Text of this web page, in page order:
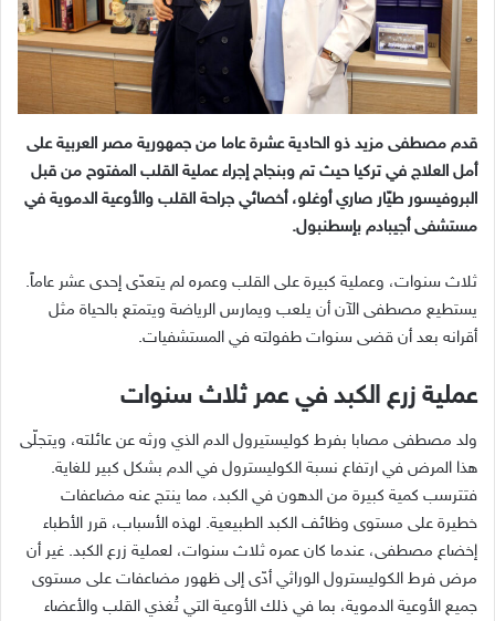
قدم مصطفى مزيد ذو الحادية عشرة عاما من جمهورية مصر العربية على
أمل العلاج في تركيا حيث تم وبنجاح إجراء عملية القلب المفتوح من قبل
البروفيسور طيّار صاري أوغلو، أخصائي جراحة القلب والأوعية الدموية في
مستشفى أجيبادم بإسطنبول.
ثلاث سنوات، وعملية كبيرة على القلب وعمره لم يتعدّى إحدى عشر عاماً.
يستطيع مصطفى الآن أن يلعب ويمارس الرياضة ويتمتع بالحياة مثل
أقرانه بعد أن قضى سنوات طفولته في المستشفيات.
عملية زرع الكبد في عمر ثلاث سنوات
ولد مصطفى مصابا بفرط كوليستيرول الدم الذي ورثه عن عائلته، ويتجلّى
هذا المرض في ارتفاع نسبة الكوليسترول في الدم بشكل كبير للغاية.
فتترسب كمية كبيرة من الدهون في الكبد، مما ينتج عنه مضاعفات
خطيرة على مستوى وظائف الكبد الطبيعية. لهذه الأسباب، قرر الأطباء
إخضاع مصطفى، عندما كان عمره ثلاث سنوات، لعملية زرع الكبد. غير أن
مرض فرط الكوليسترول الوراثي أدّى إلى ظهور مضاعفات على مستوى
جميع الأوعية الدموية، بما في ذلك الأوعية التي تُغذي القلب والأعضاء